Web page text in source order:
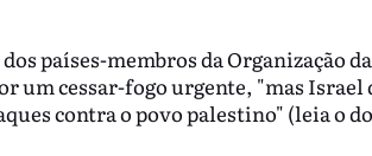
países-membros da Organização
um cessar-fogo urgente, "mas Israel
contra o povo palestino" (leia o